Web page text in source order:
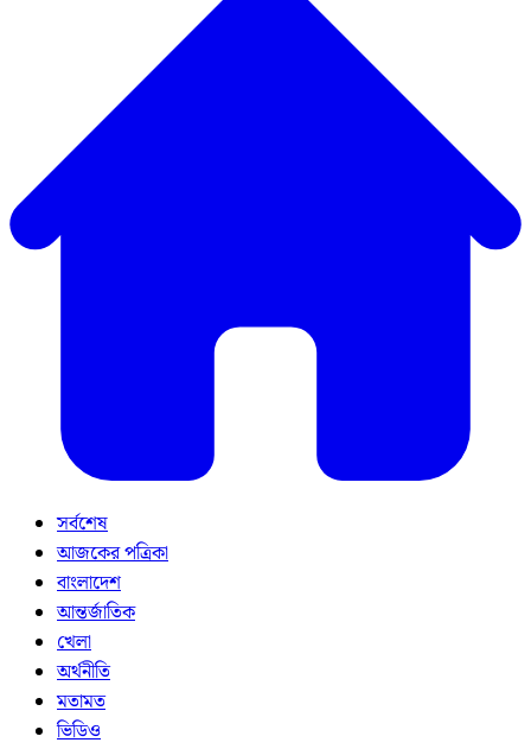
সর্বশেষ
আজকের পত্রিকা
বাংলাদেশ
আন্তর্জাতিক
খেলা
অর্থনীতি
মতামত
ভিডিও